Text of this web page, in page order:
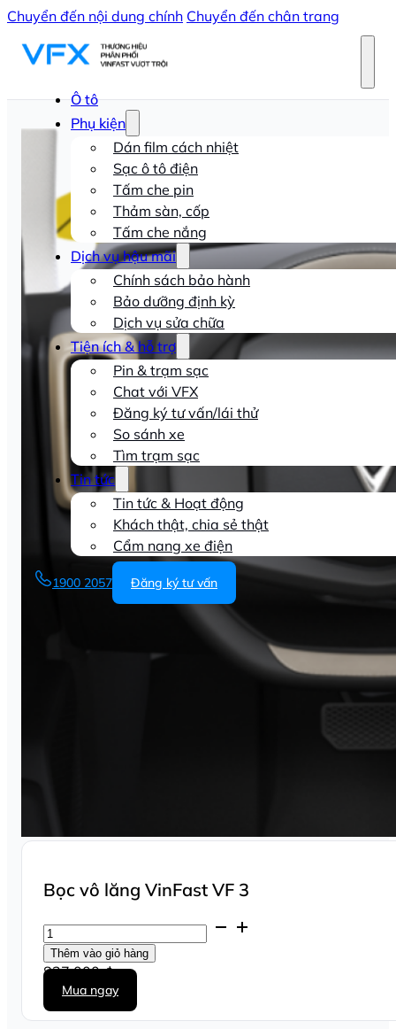
Chuyển đến nội dung chính Chuyển đến chân trang
Ô tô
Phụ kiện
Dán film cách nhiệt
Sạc ô tô điện
Tấm che pin
Thảm sàn, cốp
Tấm che nắng
Dịch vụ hậu mãi
Chính sách bảo hành
Bảo dưỡng định kỳ
Dịch vụ sửa chữa
Tiện ích & hỗ trợ
Pin & trạm sạc
Chat với VFX
Đăng ký tư vấn/lái thử
So sánh xe
Tìm trạm sạc
Tin tức
Tin tức & Hoạt động
Khách thật, chia sẻ thật
Cẩm nang xe điện
1900 2057 Đăng ký tư vấn
Bọc vô lăng VinFast VF 3
Bọc
vô
lăng
VinFast
3
Thêm vào giỏ hàng
837.000₫
Mua ngay